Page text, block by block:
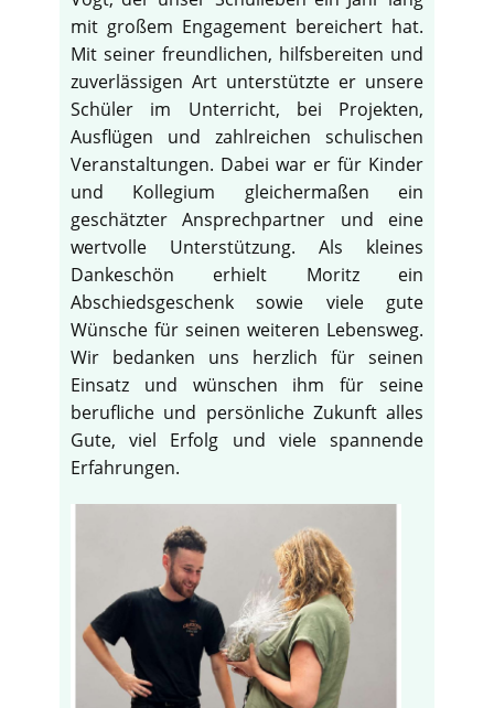
mit großem Engagement bereichert hat.
Mit seiner freundlichen, hilfsbereiten und
zuverlässigen Art unterstützte er unsere
Schüler im Unterricht, bei Projekten,
Ausflügen und zahlreichen schulischen
Veranstaltungen. Dabei war er für Kinder
und Kollegium gleichermaßen ein
geschätzter Ansprechpartner und eine
wertvolle Unterstützung. Als kleines
Dankeschön erhielt Moritz ein
Abschiedsgeschenk sowie viele gute
Wünsche für seinen weiteren Lebensweg.
Wir bedanken uns herzlich für seinen
Einsatz und wünschen ihm für seine
berufliche und persönliche Zukunft alles
Gute, viel Erfolg und viele spannende
Erfahrungen.